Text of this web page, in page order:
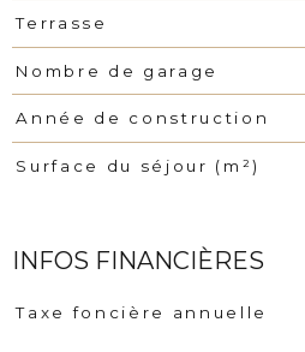
Terrasse
Nombre de garage
Année de construction
Surface du séjour (m²)
INFOS FINANCIÈRES
Caractéristiques Valeurs
Taxe foncière annuelle